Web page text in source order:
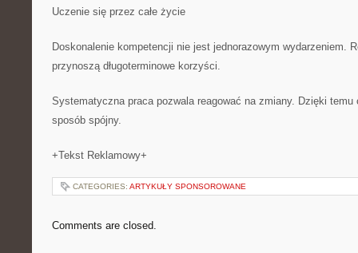
Uczenie się przez całe życie
Doskonalenie kompetencji nie jest jednorazowym wydarzeniem.
przynoszą długoterminowe korzyści.
Systematyczna praca pozwala reagować na zmiany. Dzięki temu
sposób spójny.
+Tekst Reklamowy+
CATEGORIES: ARTYKUŁY SPONSOROWANE
Comments are closed.